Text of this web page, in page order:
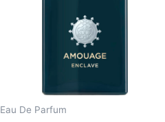
Eau De Parfum